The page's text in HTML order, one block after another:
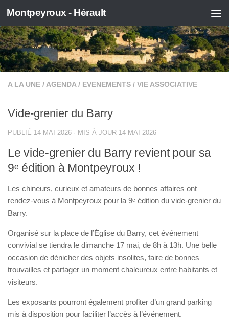
Skip to content
Montpeyroux - Hérault
A LA UNE / AGENDA / EVENEMENTS / VIE ASSOCIATIVE
Vide-grenier du Barry
PUBLIÉ 14 MAI 2026 · MIS À JOUR 14 MAI 2026
Le vide-grenier du Barry revient pour sa
9ᵉ édition à Montpeyroux !
Les chineurs, curieux et amateurs de bonnes affaires ont
rendez-vous à Montpeyroux pour la 9ᵉ édition du vide-grenier du
Barry.
Organisé sur la place de l’Église du Barry, cet événement
convivial se tiendra le dimanche 17 mai, de 8h à 13h. Une belle
occasion de dénicher des objets insolites, faire de bonnes
trouvailles et partager un moment chaleureux entre habitants et
visiteurs.
Les exposants pourront également profiter d’un grand parking
mis à disposition pour faciliter l’accès à l’événement.